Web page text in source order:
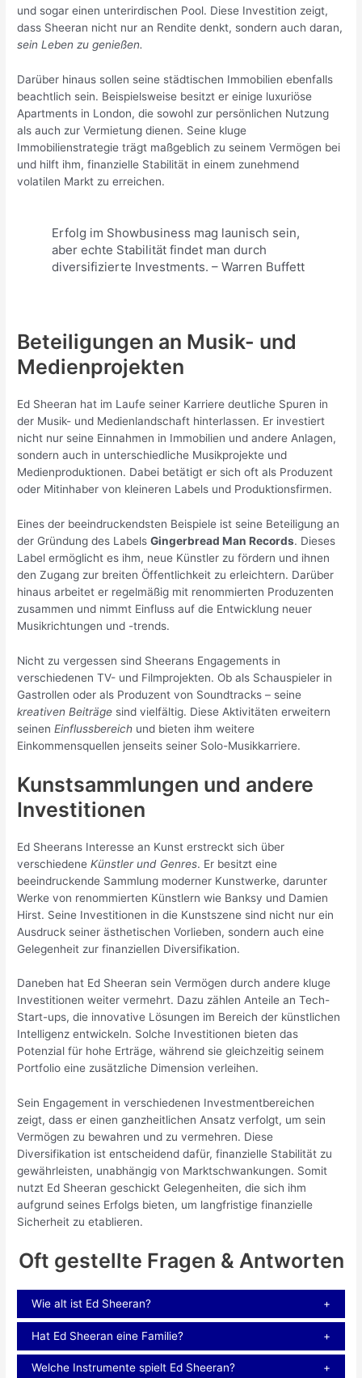
und sogar einen unterirdischen Pool. Diese Investition zeigt,
dass Sheeran nicht nur an Rendite denkt, sondern auch daran,
sein Leben zu genießen.
Darüber hinaus sollen seine städtischen Immobilien ebenfalls
beachtlich sein. Beispielsweise besitzt er einige luxuriöse
Apartments in London, die sowohl zur persönlichen Nutzung
als auch zur Vermietung dienen. Seine kluge
Immobilienstrategie trägt maßgeblich zu seinem Vermögen bei
und hilft ihm, finanzielle Stabilität in einem zunehmend
volatilen Markt zu erreichen.
Erfolg im Showbusiness mag launisch sein,
aber echte Stabilität findet man durch
diversifizierte Investments. – Warren Buffett
Beteiligungen an Musik- und
Medienprojekten
Ed Sheeran hat im Laufe seiner Karriere deutliche Spuren in
der Musik- und Medienlandschaft hinterlassen. Er investiert
nicht nur seine Einnahmen in Immobilien und andere Anlagen,
sondern auch in unterschiedliche Musikprojekte und
Medienproduktionen. Dabei betätigt er sich oft als Produzent
oder Mitinhaber von kleineren Labels und Produktionsfirmen.
Eines der beeindruckendsten Beispiele ist seine Beteiligung an
der Gründung des LabelsGingerbread Man Records. Dieses
Label ermöglicht es ihm, neue Künstler zu fördern und ihnen
den Zugang zur breiten Öffentlichkeit zu erleichtern. Darüber
hinaus arbeitet er regelmäßig mit renommierten Produzenten
zusammen und nimmt Einfluss auf die Entwicklung neuer
Musikrichtungen und -trends.
Nicht zu vergessen sind Sheerans Engagements in
verschiedenen TV- und Filmprojekten. Ob als Schauspieler in
Gastrollen oder als Produzent von Soundtracks – seine
kreativen Beiträge sind vielfältig. Diese Aktivitäten erweitern
seinenEinflussbereich und bieten ihm weitere
Einkommensquellen jenseits seiner Solo-Musikkarriere.
Kunstsammlungen und andere
Investitionen
Ed Sheerans Interesse an Kunst erstreckt sich über
verschiedeneKünstler und Genres. Er besitzt eine
beeindruckende Sammlung moderner Kunstwerke, darunter
Werke von renommierten Künstlern wie Banksy und Damien
Hirst. Seine Investitionen in die Kunstszene sind nicht nur ein
Ausdruck seiner ästhetischen Vorlieben, sondern auch eine
Gelegenheit zur finanziellen Diversifikation.
Daneben hat Ed Sheeran sein Vermögen durch andere kluge
Investitionen weiter vermehrt. Dazu zählen Anteile an Tech-
Start-ups, die innovative Lösungen im Bereich der künstlichen
Intelligenz entwickeln. Solche Investitionen bieten das
Potenzial für hohe Erträge, während sie gleichzeitig seinem
Portfolio eine zusätzliche Dimension verleihen.
Sein Engagement in verschiedenen Investmentbereichen
zeigt, dass er einen ganzheitlichen Ansatz verfolgt, um sein
Vermögen zu bewahren und zu vermehren. Diese
Diversifikation ist entscheidend dafür, finanzielle Stabilität zu
gewährleisten, unabhängig von Marktschwankungen. Somit
nutzt Ed Sheeran geschickt Gelegenheiten, die sich ihm
aufgrund seines Erfolgs bieten, um langfristige finanzielle
Sicherheit zu etablieren.
Oft gestellte Fragen & Antworten
Wie alt ist Ed Sheeran?
Hat Ed Sheeran eine Familie?
Welche Instrumente spielt Ed Sheeran?